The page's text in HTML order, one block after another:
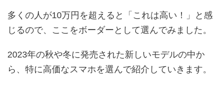
多くの人が10万円を超えると「これは高い！」と感
じるので、ここをボーダーとして選んでみました。
2023年の秋や冬に発売された新しいモデルの中か
ら、特に高価なスマホを選んで紹介していきます。